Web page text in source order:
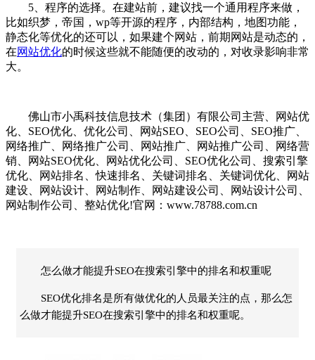
5、程序的选择。在建站前，建议找一个通用程序来做，
比如织梦，帝国，wp等开源的程序，内部结构，地图功能，
静态化等优化的还可以，如果建个网站，前期网站是动态的，
在网站优化的时候这些就不能随便的改动的，对收录影响非常
大。
佛山市小禹科技信息技术（集团）有限公司主营、网站优
化、SEO优化、优化公司、网站SEO、SEO公司、SEO推广、
网络推广、网络推广公司、网站推广、网站推广公司、网络营
销、网站SEO优化、网站优化公司、SEO优化公司、搜索引擎
优化、网站排名、快速排名、关键词排名、关键词优化、网站
建设、网站设计、网站制作、网站建设公司、网站设计公司、
网站制作公司、整站优化!官网：www.78788.com.cn
怎么做才能提升SEO在搜索引擎中的排名和权重呢
SEO优化排名是所有做优化的人员最关注的点，那么怎
么做才能提升SEO在搜索引擎中的排名和权重呢。